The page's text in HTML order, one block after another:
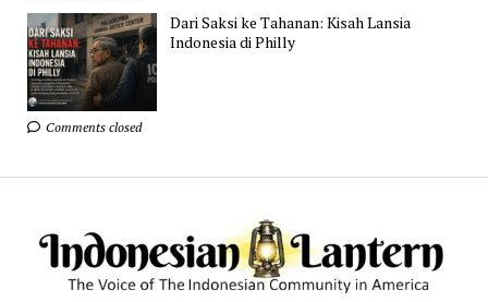
Dari Saksi ke Tahanan: Kisah Lansia
Indonesia di Philly
Comments closed